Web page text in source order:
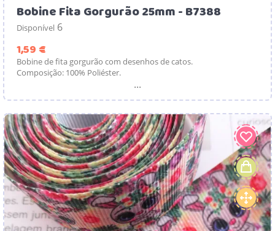
Bobine Fita Gorgurão 25mm - B7388
Disponível 6
1,59 €
Bobine de fita gorgurão com desenhos de catos.
Composição: 100% Poliéster.
...